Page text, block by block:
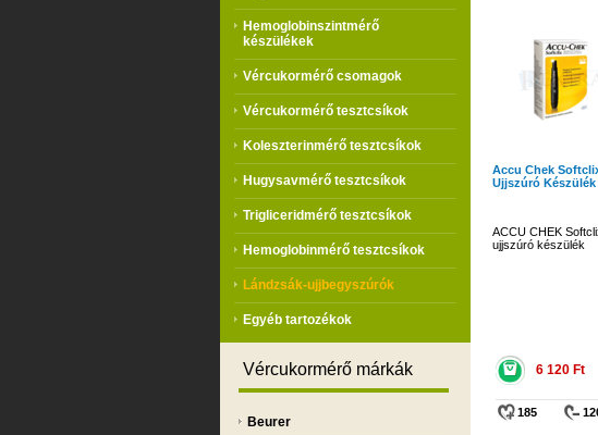
Hemoglobinszintmérő
készülékek
Vércukormérő csomagok
Vércukormérő tesztcsíkok
Koleszterinmérő tesztcsíkok
Hugysavmérő tesztcsíkok
Trigliceridmérő tesztcsíkok
Hemoglobinmérő tesztcsíkok
Lándzsák-ujjbegyszúrók
Egyéb tartozékok
Vércukormérő márkák
Beurer
Accu Chek
Ujjszúró Készülék
ACCU CHEK
ujjszúró készülék
6 120 Ft
185